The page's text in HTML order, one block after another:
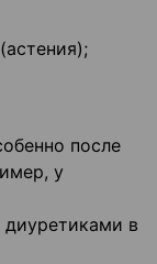
после
у
диуретиками в